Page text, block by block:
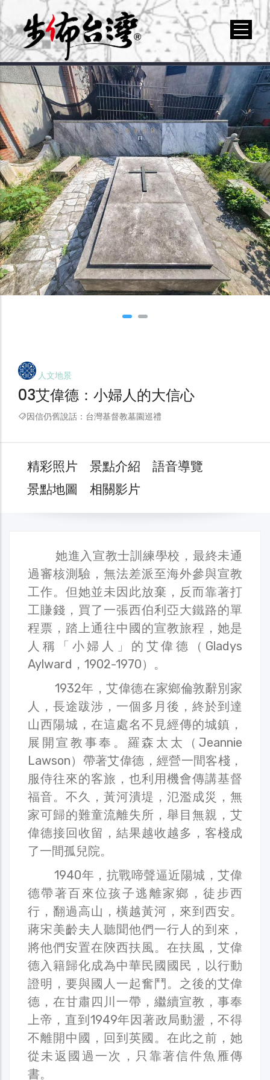
人文地景
03艾偉德：小婦人的大信心
因信仍舊說話：台灣基督教墓園巡禮
精彩照片 景點介紹
語音導覽
景點地圖
相關影片
她進入宣教士訓練學校，最終未通
過審核測驗，無法差派至海外參與宣教
工作。但她並未因此放棄，反而靠著打
工賺錢，買了一張西伯利亞大鐵路的單
程票，踏上通往中國的宣教旅程，她是
人稱「小婦人」的艾偉德（Gladys
Aylward，1902-1970）。
1932年，艾偉德在家鄉倫敦辭別家
人，長途跋涉，一個多月後，終於到達
山西陽城，在這處名不見經傳的城鎮，
展開宣教事奉。羅森太太（Jeannie
Lawson）帶著艾偉德，經營一間客棧，
服侍往來的客旅，也利用機會傳講基督
福音。不久，黃河潰堤，氾濫成災，無
家可歸的難童流離失所，舉目無親，艾
偉德接回收留，結果越收越多，客棧成
了一間孤兒院。
1940年，抗戰啼聲逼近陽城，艾偉
德帶著百來位孩子逃離家鄉，徒步西
行，翻過高山，橫越黃河，來到西安。
蔣宋美齡夫人聽聞他們一行人的到來，
將他們安置在陝西扶風。在扶風，艾偉
德入籍歸化成為中華民國國民，以行動
證明，要與國人一起奮鬥。之後的艾偉
德，在甘肅四川一帶，繼續宣教，事奉
上帝，直到1949年因著政局動盪，不得
不離開中國，回到英國。在此之前，她
從未返國過一次，只靠著信件魚雁傳
書。